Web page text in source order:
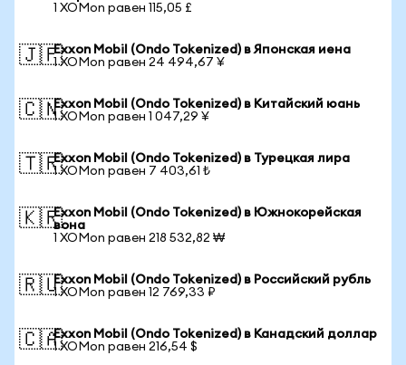
1 XOMon равен 115,05 £
🇯🇵Exxon Mobil (Ondo Tokenized) в Японская иена
1 XOMon равен 24 494,67 ¥
🇨🇳Exxon Mobil (Ondo Tokenized) в Китайский юань
1 XOMon равен 1 047,29 ¥
🇹🇷Exxon Mobil (Ondo Tokenized) в Турецкая лира
1 XOMon равен 7 403,61 ₺
🇰🇷Exxon Mobil (Ondo Tokenized) в Южнокорейская
вона
1 XOMon равен 218 532,82 ₩
🇷🇺Exxon Mobil (Ondo Tokenized) в Российский рубль
1 XOMon равен 12 769,33 ₽
🇨🇦Exxon Mobil (Ondo Tokenized) в Канадский доллар
1 XOMon равен 216,54 $